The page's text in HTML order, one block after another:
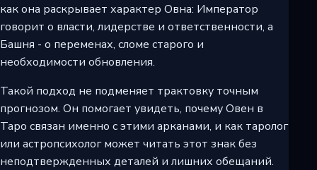
как она раскрывает характер Овна: Император
говорит о власти, лидерстве и ответственности, а
Башня - о переменах, сломе старого и
необходимости обновления.
Такой подход не подменяет трактовку точным
прогнозом. Он помогает увидеть, почему Овен в
Таро связан именно с этими арканами, и как таролог
или астропсихолог может читать этот знак без
неподтвержденных деталей и лишних обещаний.